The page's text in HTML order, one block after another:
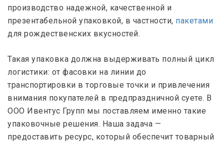
производство надежной, качественной и
презентабельной упаковкой, в частности, пакетами
для рождественских вкусностей.
Такая упаковка должна выдерживать полный цикл
логистики: от фасовки на линии до
транспортировки в торговые точки и привлечения
внимания покупателей в предпраздничной суете. В
ООО Ивентус Групп мы поставляем именно такие
упаковочные решения. Наша задача —
предоставить ресурс, который обеспечит товарный